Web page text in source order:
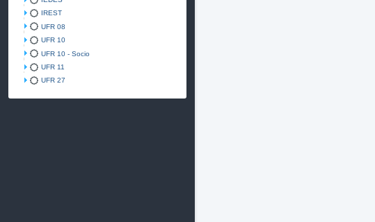
IREST
UFR 08
UFR 10
UFR 10 - Socio
UFR 11
UFR 27